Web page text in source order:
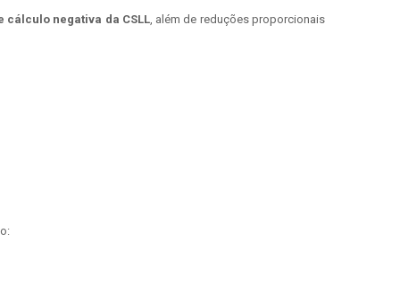
cálculo negativa da CSLL, além de reduções proporcionais